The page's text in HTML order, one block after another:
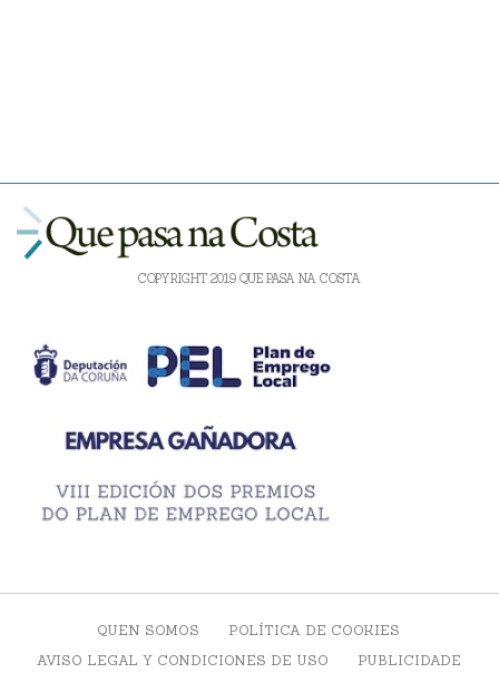
COPYRIGHT 2019 QUE PASA NA COSTA
QUEN SOMOS
POLÍTICA DE COOKIES
AVISO LEGAL Y CONDICIONES DE USO
PUBLICIDADE